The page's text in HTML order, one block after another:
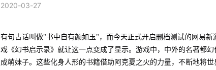
2020-03-27
有句古话叫做"书中自有颜如玉"，而今天正式开启删档测试的网易新
戏《幻书启示录》就让这一点变成了显示。游戏中，中外的名著都幻
成萌妹子。这些化身人形的书籍借助阿克夏之火的力量，不断地将世